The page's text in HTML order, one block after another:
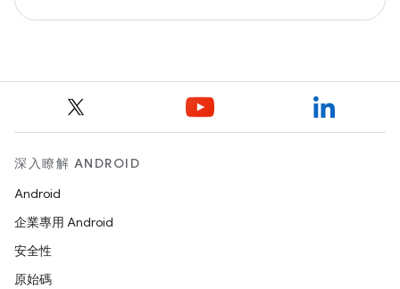
深入瞭解 ANDROID
Android
企業專用 Android
安全性
原始碼